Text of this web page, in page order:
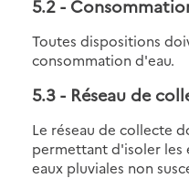
5.2 -
Toutes dispositions
consommation d'eau.
5.3 - Réseau de
Le réseau de collecte
permettant d'isoler les
eaux pluviales non